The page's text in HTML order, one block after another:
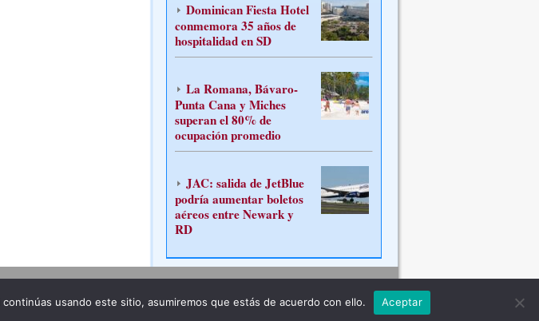
Dominican Fiesta Hotel
conmemora 35 años de
hospitalidad en SD
La Romana, Bávaro-
Punta Cana y Miches
superan el 80% de
ocupación promedio
JAC: salida de JetBlue
podría aumentar boletos
aéreos entre Newark y
RD
usando este sitio, asumiremos que estás de acuerdo con ello. Aceptar